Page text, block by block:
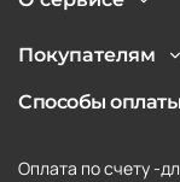
Покупателям
Способы оплаты
Оплата по счету -